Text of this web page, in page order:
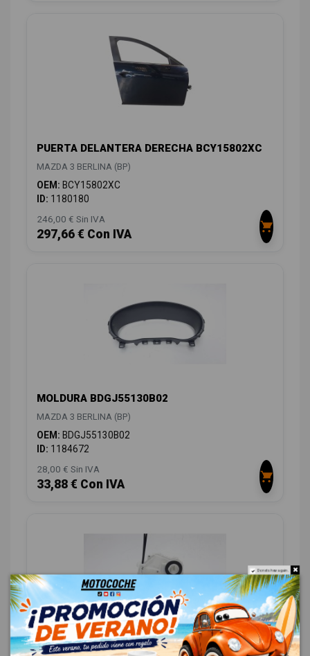
PUERTA DELANTERA DERECHA BCY15802XC
MAZDA 3 BERLINA (BP)
OEM: BCY15802XC
ID: 1180180
246,00 € Sin IVA
297,66 € Con IVA
MOLDURA BDGJ55130B02
MAZDA 3 BERLINA (BP)
OEM: BDGJ55130B02
ID: 1184672
28,00 € Sin IVA
33,88 € Con IVA
CERRADURA PUERTA DELANTERA DERECHA
Do not show again.